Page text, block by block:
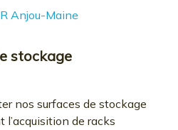
Anjou-Maine
stockage
nos surfaces de stockage
de racks